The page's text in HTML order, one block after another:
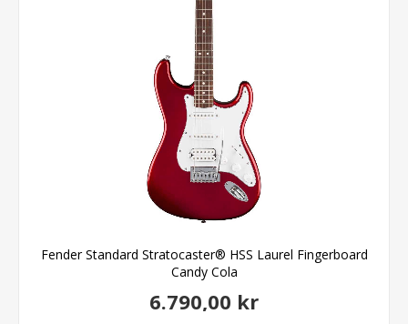
Fender Standard Stratocaster® HSS Laurel Fingerboard
Candy Cola
6.790,00 kr